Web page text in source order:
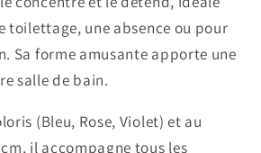
toilettage, une absence ou pour
Sa forme amusante apporte une
salle de bain.
(Bleu, Rose, Violet) et au
il accompagne tous les